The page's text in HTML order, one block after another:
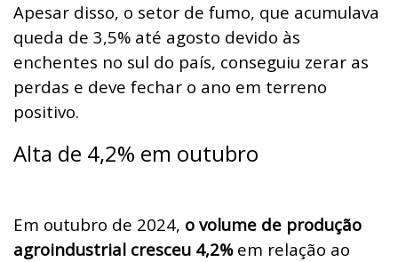
Apesar disso, o setor de fumo, que acumulava
queda de 3,5% até agosto devido às
enchentes no sul do país, conseguiu zerar as
perdas e deve fechar o ano em terreno
positivo.
Alta de 4,2% em outubro
Em outubro de 2024, o volume de produção
agroindustrial cresceu 4,2%em relação ao